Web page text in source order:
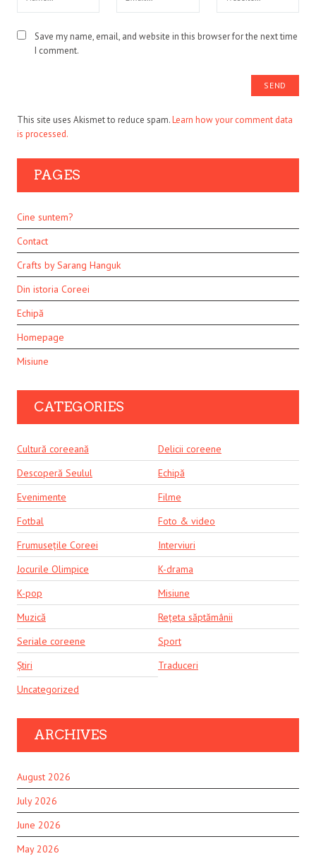
Save my name, email, and website in this browser for the next time
I comment.
This site uses Akismet to reduce spam.Learn how your comment data
is processed.
PAGES
Cine suntem?
Contact
Crafts by Sarang Hanguk
Din istoria Coreei
Echipă
Homepage
Misiune
CATEGORIES
Cultură coreeană
Delicii coreene
Descoperă Seulul
Echipă
Evenimente
Filme
Fotbal
Foto & video
Frumusețile Coreei
Interviuri
Jocurile Olimpice
K-drama
K-pop
Misiune
Muzică
Rețeta săptămânii
Seriale coreene
Sport
Știri
Traduceri
Uncategorized
ARCHIVES
August 2026
July 2026
June 2026
May 2026